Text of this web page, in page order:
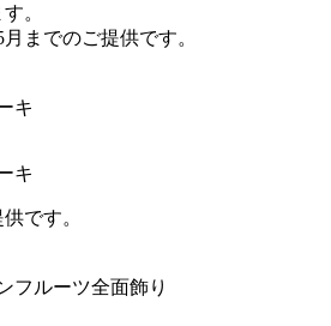
。
までのご提供です。
キ
キ
です。
フルーツ全面飾り